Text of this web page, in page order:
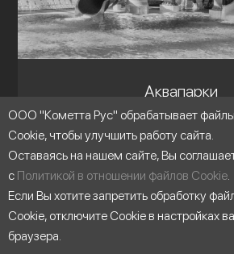
Аквапарки
ООО "Кометта Рус" обрабатывает файлы
Cookie, чтобы улучшить работу сайта.
Оставаясь на нашем сайте, Вы
с Политикой в отношении файлов Cookie.
Если Вы хотите запретить обработку
Cookie, отключите Cookie в настройках
браузера.